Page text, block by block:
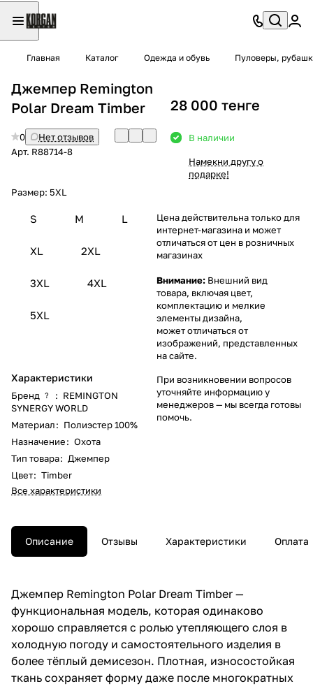
Главная Каталог Одежда и обувь Пуловеры,
Джемпер Remington
Polar Dream Timber
0
Нет отзывов
Арт. R88714-8
Размер: 5XL
S M L
XL 2XL
3XL 4XL
5XL
Характеристики
Бренд ? : REMINGTON
SYNERGY WORLD
Материал: Полиэстер 100%
Назначение: Охота
Тип товара: Джемпер
Цвет: Timber
Все характеристики
28 000 тенге
В наличии
Намекни другу о
подарке!
Цена действительна только для
интернет-магазина и может
отличаться от цен в розничных
магазинах
Внимание: Внешний вид
товара, включая цвет,
комплектацию и мелкие
элементы дизайна,
может отличаться от
изображений, представленных
на сайте.
При возникновении вопросов
уточняйте информацию у
менеджеров— мы всегда готовы
помочь.
Описание Отзывы Характеристики Оплата
Джемпер Remington Polar Dream Timber —
функциональная модель, которая одинаково
хорошо справляется с ролью утепляющего слоя в
холодную погоду и самостоятельного изделия в
более тёплый демисезон. Плотная, износостойкая
ткань сохраняет форму даже после многократных